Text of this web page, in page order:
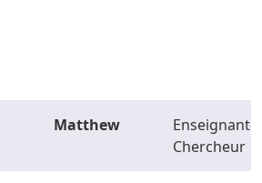
Matthew
Enseignant-
Chercheur